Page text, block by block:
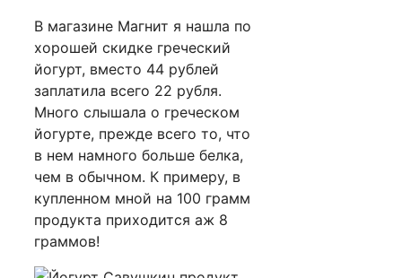
В магазине Магнит я нашла по
хорошей скидке греческий
йогурт, вместо 44 рублей
заплатила всего 22 рубля.
Много слышала о греческом
йогурте, прежде всего то, что
в нем намного больше белка,
чем в обычном. К примеру, в
купленном мной на 100 грамм
продукта приходится аж 8
граммов!